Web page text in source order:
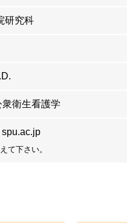
研究科
衛生看護学
spu.ac.jp
て下さい。